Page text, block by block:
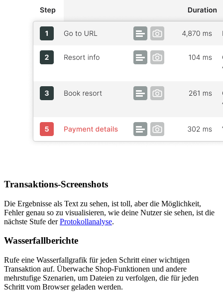
Transaktions-Screenshots
Die Ergebnisse als Text zu sehen, ist toll, aber die Möglichkeit,
Fehler genau so zu visualisieren, wie deine Nutzer sie sehen, ist die
nächste Stufe derProtokollanalyse.
Wasserfallberichte
Rufe eine Wasserfallgrafik für jeden Schritt einer wichtigen
Transaktion auf. Überwache Shop-Funktionen und andere
mehrstufige Szenarien, um Dateien zu verfolgen, die für jeden
Schritt vom Browser geladen werden.